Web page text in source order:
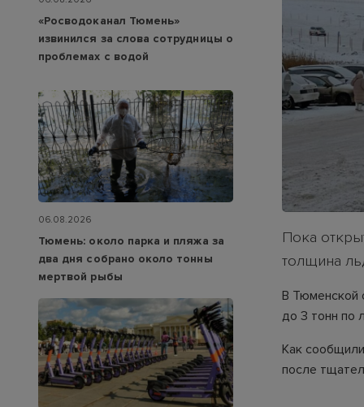
Пока
толщина
В Тюменской
до 3 тонн по
Как
после
«Росводоканал Тюмень»
извинился за слова сотрудницы о
проблемах с водой
06.08.2026
Тюмень: около парка и пляжа за
два дня собрано около тонны
мертвой рыбы